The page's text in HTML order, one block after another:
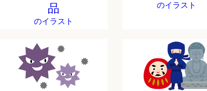
品
のイラスト
のイラスト